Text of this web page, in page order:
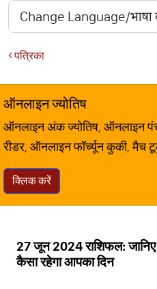
पत्रिका
ऑनलाइन ज्योतिष
ऑनलाइन अंक ज्योतिष, ऑनलाइन
रीडर, ऑनलाइन फॉर्च्यून कुकी, मैच
क्लिक करें
27 जून 2024 राशिफल: जानिए
कैसा रहेगा आपका दिन